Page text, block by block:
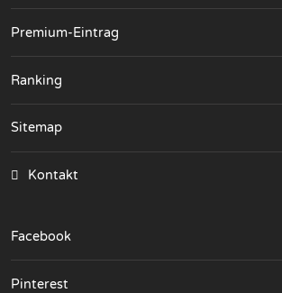
Premium-Eintrag
Ranking
Sitemap
Kontakt
Facebook
Pinterest